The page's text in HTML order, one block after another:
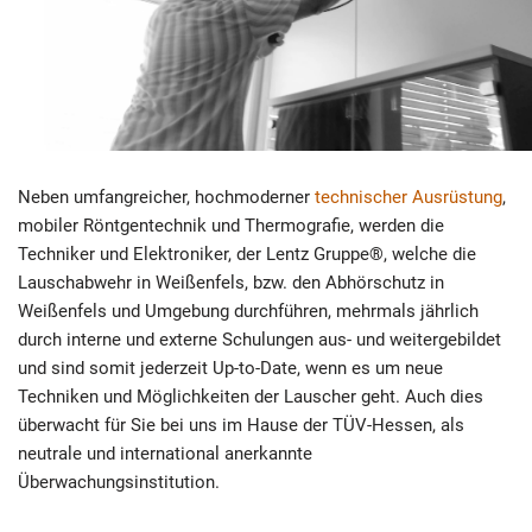
Neben umfangreicher, hochmoderner technischer Ausrüstung,
mobiler Röntgentechnik und Thermografie, werden die
Techniker und Elektroniker, der Lentz Gruppe®, welche die
Lauschabwehr in Weißenfels, bzw. den Abhörschutz in
Weißenfels und Umgebung durchführen, mehrmals jährlich
durch interne und externe Schulungen aus- und weitergebildet
und sind somit jederzeit Up-to-Date, wenn es um neue
Techniken und Möglichkeiten der Lauscher geht. Auch dies
überwacht für Sie bei uns im Hause der TÜV-Hessen, als
neutrale und international anerkannte
Überwachungsinstitution.